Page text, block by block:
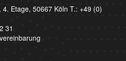
Etage, 50667 Köln T.: +49 (0)
31